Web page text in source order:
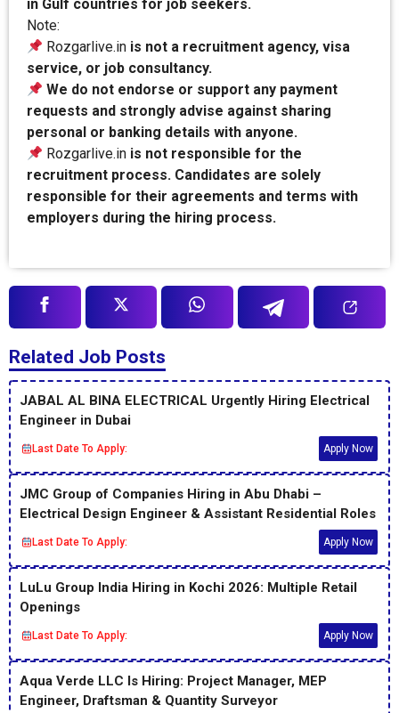
in Gulf countries for job seekers.
Note:
Rozgarlive.in is not a recruitment agency, visa
service, or job consultancy.
We do not endorse or support any payment
requests and strongly advise against sharing
personal or banking details with anyone.
Rozgarlive.in is not responsible for the
recruitment process. Candidates are solely
responsible for their agreements and terms with
employers during the hiring process.
Related Job Posts
JABAL AL BINA ELECTRICAL Urgently Hiring Electrical
Engineer in Dubai
Last Date To Apply: Apply Now
JMC Group of Companies Hiring in Abu Dhabi –
Electrical Design Engineer & Assistant Residential Roles
Last Date To Apply: Apply Now
LuLu Group India Hiring in Kochi 2026: Multiple Retail
Openings
Last Date To Apply: Apply Now
Aqua Verde LLC Is Hiring: Project Manager, MEP
Engineer, Draftsman & Quantity Surveyor